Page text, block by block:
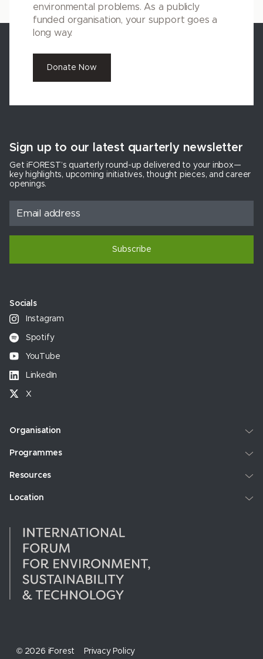
environmental problems. As a publicly
funded organisation, your support goes a
long way.
Donate Now
Sign up to our latest quarterly newsletter
Get iFOREST’s quarterly round-up delivered to your inbox—
key highlights, upcoming initiatives, thought pieces, and career
openings.
Subscribe
Socials
Instagram
Spotify
YouTube
LinkedIn
X
Organisation
Programmes
Resources
Location
© 2026 iForest Privacy Policy